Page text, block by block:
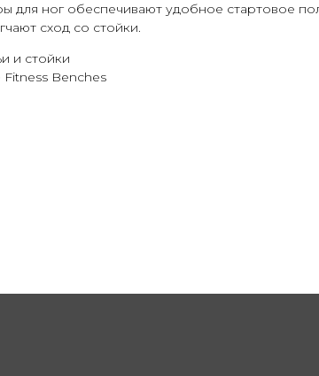
для ног обеспечивают удобное стартовое
сход со стойки.
и стойки
Fitness Benches